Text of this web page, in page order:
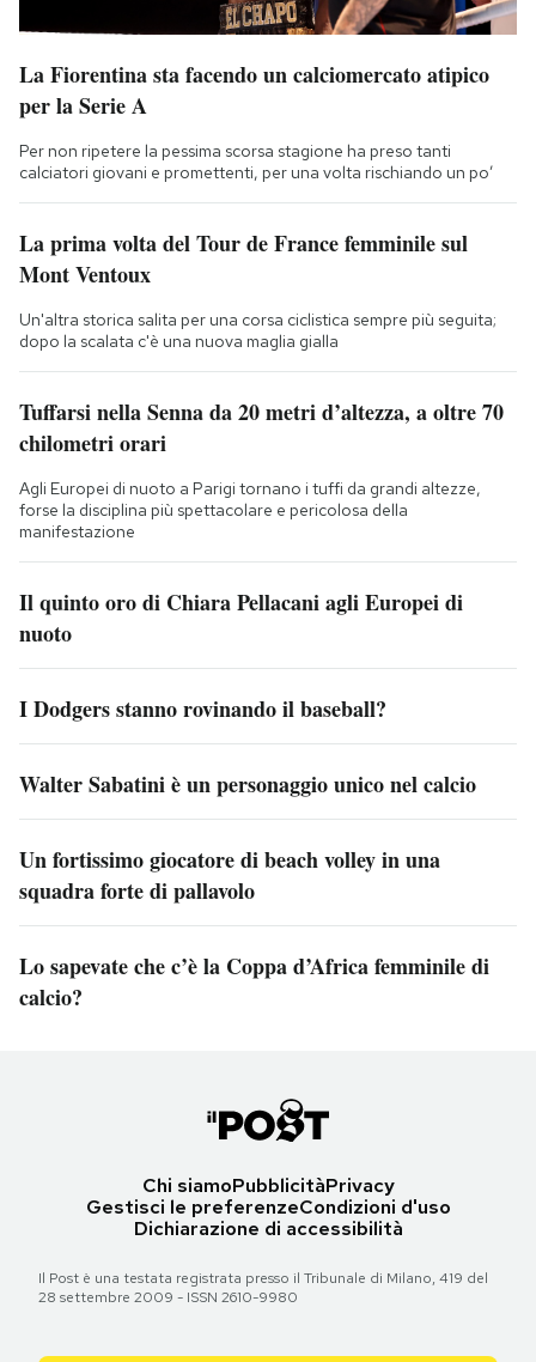
La Fiorentina sta facendo un calciomercato atipico
per la Serie A
Per non ripetere la pessima scorsa stagione ha preso tanti
calciatori giovani e promettenti, per una volta rischiando un po’
La prima volta del Tour de France femminile sul
Mont Ventoux
Un'altra storica salita per una corsa ciclistica sempre più seguita;
dopo la scalata c'è una nuova maglia gialla
Tuffarsi nella Senna da 20 metri d’altezza, a oltre 70
chilometri orari
Agli Europei di nuoto a Parigi tornano i tuffi da grandi altezze,
forse la disciplina più spettacolare e pericolosa della
manifestazione
Il quinto oro di Chiara Pellacani agli Europei di
nuoto
I Dodgers stanno rovinando il baseball?
Walter Sabatini è un personaggio unico nel calcio
Un fortissimo giocatore di beach volley in una
squadra forte di pallavolo
Lo sapevate che c’è la Coppa d’Africa femminile di
calcio?
Chi siamoPubblicitàPrivacy
Gestisci le preferenzeCondizioni d'uso
Dichiarazione di accessibilità
Il Post è una testata registrata presso il Tribunale di Milano, 419 del
28 settembre 2009 - ISSN 2610-9980